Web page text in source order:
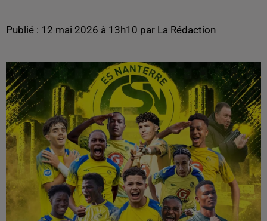
Publié : 12 mai 2026 à 13h10 par La Rédaction